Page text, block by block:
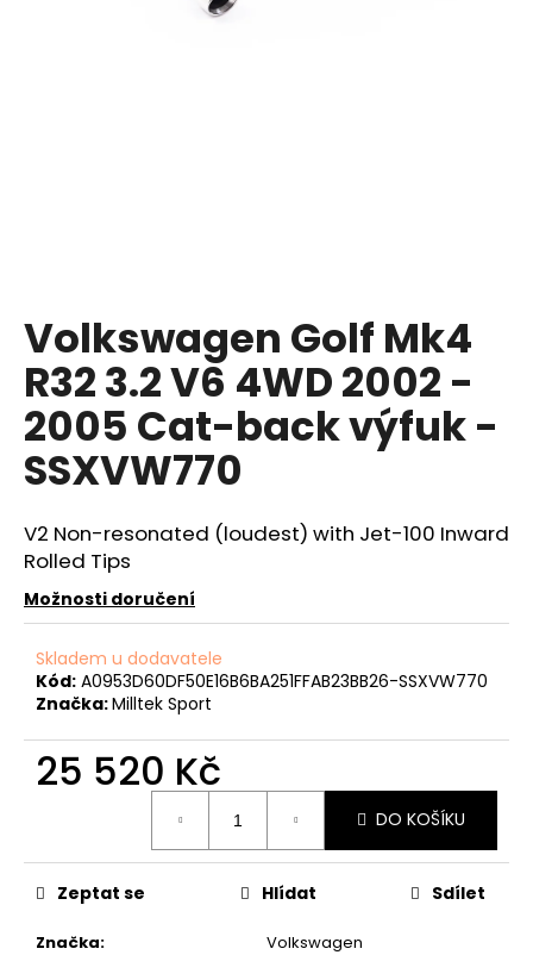
Volkswagen Golf Mk4
R32 3.2 V6 4WD 2002 -
2005 Cat-back výfuk -
SSXVW770
V2 Non-resonated (loudest) with Jet-100 Inward
Rolled Tips
Možnosti doručení
Skladem u dodavatele
Kód: A0953D60DF50E16B6BA251FFAB23BB26-SSXVW770
Značka:Milltek Sport
25 520 Kč
DO KOŠÍKU
Značka:
Volkswagen
Zeptat se Hlídat Sdílet
D
o
p
o
r
č
u
j
e
e
REVO
LOGO
SAMOLEPKA